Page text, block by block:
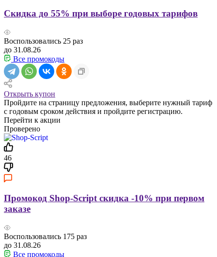
Скидка до 55% при выборе годовых тарифов
Воспользовались 25 раз
до 31.08.26
Все промокоды
Открыть купон
Пройдите на страницу предложения, выберите нужный тариф
с годовым сроком действия и пройдите регистрацию.
Перейти к акции
Проверено
46
Промокод Shop-Script скидка -10% при первом
заказе
Воспользовались 175 раз
до 31.08.26
Все промокоды